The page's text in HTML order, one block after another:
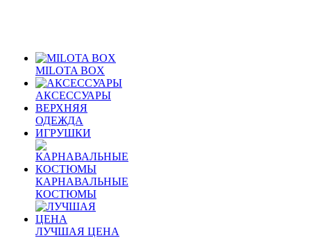
MILOTA BOX
АКСЕССУАРЫ
ВЕРХНЯЯ
ОДЕЖДА
ИГРУШКИ
КАРНАВАЛЬНЫЕ
КОСТЮМЫ
ЛУЧШАЯ ЦЕНА